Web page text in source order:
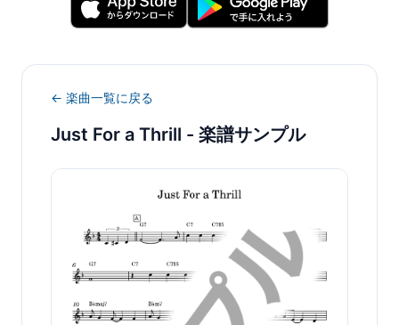
← 楽曲一覧に戻る
Just For a Thrill - 楽譜サンプル